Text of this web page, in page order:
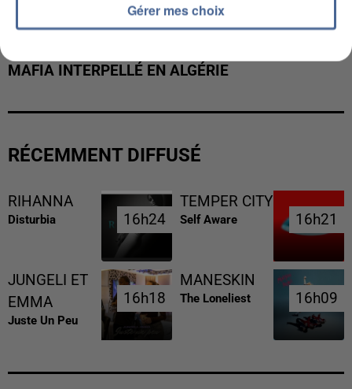
MAFIA INTERPELLÉ EN ALGÉRIE
RÉCEMMENT DIFFUSÉ
RIHANNA
Disturbia 16h24
16h24
TEMPER CITY
Self Aware 16h21
16h21
JUNGELI ET
EMMA
Juste Un Peu
16h18
16h18
MANESKIN
The Loneliest 16h09
16h09
Gérer mes choix